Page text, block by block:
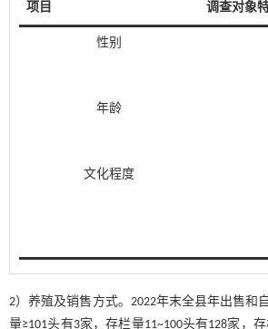
项目 调查对象
性别
年龄
文化程度
2）养殖及销售方式。2022年末全县年出售和
量≥101头有3家，存栏量11~100头有128家，